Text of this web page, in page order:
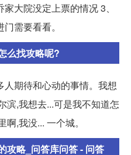
大院没定上票的情况 3、
需要看看。
么找攻略呢?
期待和心动的事情。我想
滨,我想去...可是我不知道怎
,我没... 一个城。
攻略_问答库问答 - 问答